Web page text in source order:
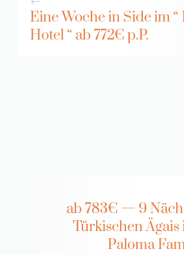
Eine Woche in Side im “
Hotel “ ab 772€ p.P.
ab 783€ — 9
Türkischen Ägais
Paloma